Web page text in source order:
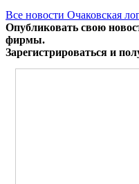
Все новости Очаковская
Опубликовать свою
фирмы.
Зарегистрироваться и